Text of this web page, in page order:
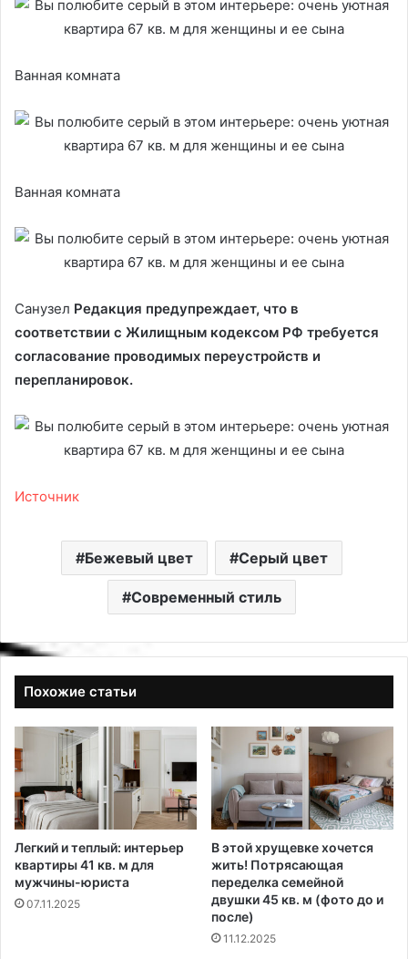
Ванная комната
Ванная комната
Санузел Редакция предупреждает, что в
соответствии с Жилищным кодексом РФ требуется
согласование проводимых переустройств и
перепланировок.
Источник
Бежевый цвет Серый цвет
Современный стиль
Похожие статьи
Легкий и теплый: интерьер
квартиры 41 кв. м для
мужчины-юриста
07.11.2025
В этой хрущевке хочется
жить! Потрясающая
переделка семейной
двушки 45 кв. м (фото до и
после)
11.12.2025